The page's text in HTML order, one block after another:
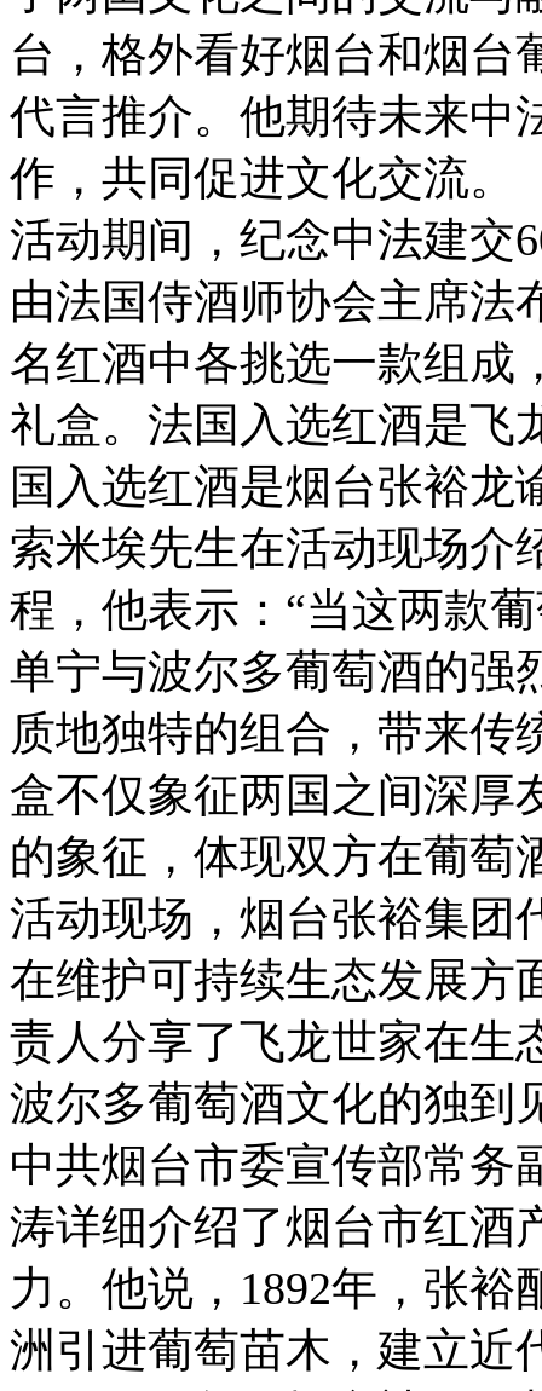
台，格外看好烟台和烟台
代言推介。他期待未来中
作，共同促进文化交流。
活动期间，纪念中法建交
由法国侍酒师协会主席法
名红酒中各挑选一款组成
礼盒。法国入选红酒是飞
国入选红酒是烟台张裕龙
索米埃先生在活动现场介
程，他表示：“当这两款
单宁与波尔多葡萄酒的强
质地独特的组合，带来传
盒不仅象征两国之间深厚
的象征，体现双方在葡萄
活动现场，烟台张裕集团
在维护可持续生态发展方
责人分享了飞龙世家在生
波尔多葡萄酒文化的独到
中共烟台市委宣传部常务
涛详细介绍了烟台市红酒
力。他说，1892年，张
洲引进葡萄苗木，建立近